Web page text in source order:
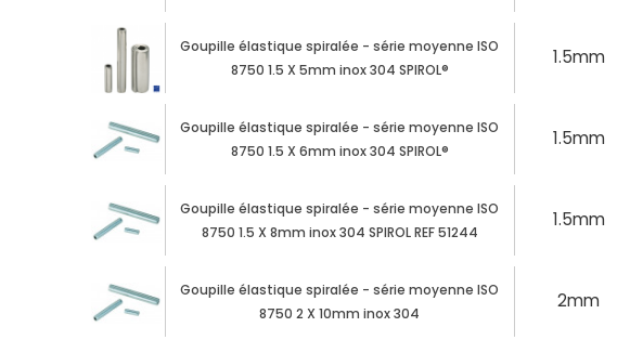
Goupille élastique spiralée - série moyenne ISO
8750 1.5 X 5mm inox 304 SPIROL®
1.5mm
Goupille élastique spiralée - série moyenne ISO
8750 1.5 X 6mm inox 304 SPIROL®
1.5mm
Goupille élastique spiralée - série moyenne ISO
8750 1.5 X 8mm inox 304 SPIROL REF 51244
1.5mm
Goupille élastique spiralée - série moyenne ISO
8750 2 X 10mm inox 304
2mm